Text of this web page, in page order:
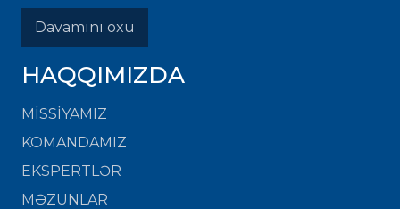
Davamını oxu
HAQQIMIZDA
MISSIYAMIZ
KOMANDAMIZ
EKSPERTLƏR
MƏZUNLAR